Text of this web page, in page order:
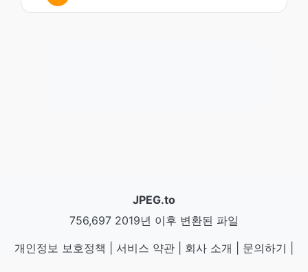
JPEG.to
756,697 2019년 이후 변환된 파일
개인정보 보호정책
서비스 약관 회사 소개 문의하기